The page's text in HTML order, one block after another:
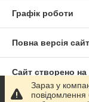
Графік роботи
Повна версія
Сайт створено на
Зараз у
повідомлення